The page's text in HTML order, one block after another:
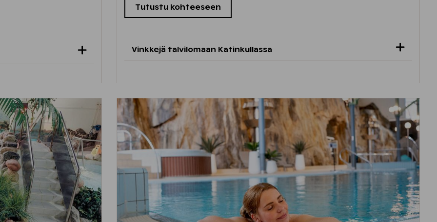
rakennettu perheen
erilaisia
palkintoja. Ladun
21.2. klo 13–16.30.
Vuokraa pyörä
.
Tutustu kohteeseen
Vinkkejä talvilomaan Katinkullassa
Vuokatin rinteetja ladut ovat pian kaikki auki.
Piipahda hiihtolenkillä Robert’s Coffee -kahvilaan
ja nauti kuppi
lämmintä juomaa tai herkullista lounasta.
Hotellin vastaanotosta voit vuokrata pulkkia sekä liukureita ja
suunnata mäenlaskuun.